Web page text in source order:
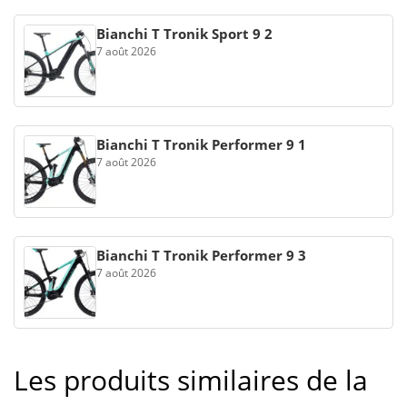
Bianchi T Tronik Sport 9 2
7 août 2026
Bianchi T Tronik Performer 9 1
7 août 2026
Bianchi T Tronik Performer 9 3
7 août 2026
Les produits similaires de la